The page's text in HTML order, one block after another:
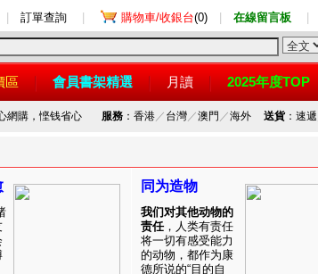
訂單查詢 購物車/收銀台(0) 在線留言板
區 會員書架精選 月讀 2025年度TOP
網購，悭钱省心 服務：香港／ 台灣／澳門 ／海外 送貨：速遞
同为造物
我们对其他动物的
责任，人类有责任
将一切有感受能力
的动物，都作为康
德所说的“目的自